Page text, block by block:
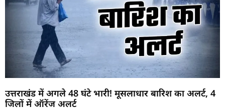
उत्तराखंड में अगले 48 घंटे भारी! मूसलाधार बारिश का अलर्ट, 4
जिलों में ऑरेंज अलर्ट